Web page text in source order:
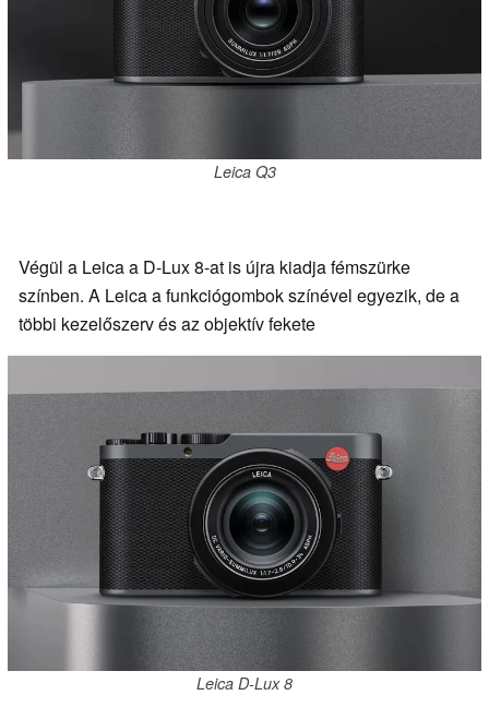
Leica Q3
Végül a Leica a D-Lux 8-at is újra kiadja fémszürke
színben. A Leica a funkciógombok színével egyezik, de a
többi kezelőszerv és az objektív fekete
Leica D-Lux 8